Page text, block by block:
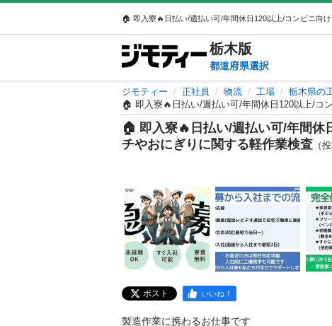
栃木版
都道府県選択
ジモティー 正社員 物流 工場 栃木県の
🏠 即入寮🔥日払い/週払い可/年間休日120以上/コ
🏠 即入寮🔥日払い/週払い可/年間休
チやおにぎりに関する軽作業検査 （
ポスト いいね！
製造作業に携わるお仕事です